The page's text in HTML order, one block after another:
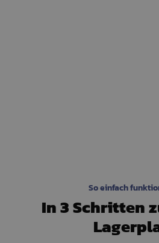
So einfach
In 3 Schritten